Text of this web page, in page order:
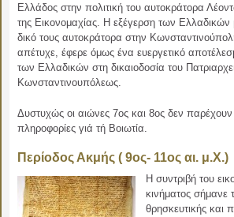
Ελλάδος στην πολιτική του αυτοκράτορα
της Εικονομαχίας. Η εξέγερση των
δικό τους αυτοκράτορα στην
απέτυχε, έφερε όμως ένα ευεργετικό
των Ελλαδικών στη δικαιοδοσία του
Κωνσταντινουπόλεως.
Δυστυχώς οι αιώνες 7ος και 8ος δεν παρέχουν
πληροφορίες γιά τή Βοιωτία.
Περίοδος Ακμής ( 9ος- 11ος αι. μ.Χ.)
Η συντριβή του
κινήματος σήμανε
θρησκευτικής και